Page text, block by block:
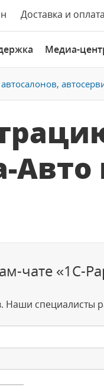
Доставка и оплата
Медиа-
чате «1С-
специалисты